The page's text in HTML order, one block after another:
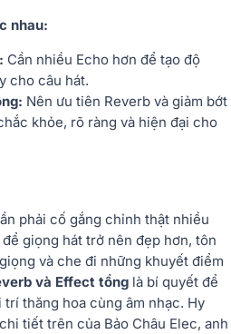
nhau:
Cần nhiều Echo hơn để tạo độ
cho câu hát.
Nên ưu tiên Reverb và giảm bớt
khỏe, rõ ràng và hiện đại cho
phải cố gắng chỉnh thật nhiều
giọng hát trở nên đẹp hơn, tôn
và che đi những khuyết điểm
và Effect tổng là bí quyết để
thăng hoa cùng âm nhạc. Hy
tiết trên của Bảo Châu Elec, anh